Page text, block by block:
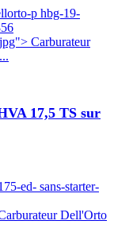
p hbg-19-
Carburateur
17,5 TS sur
ed- sans-starter-
Dell'Orto